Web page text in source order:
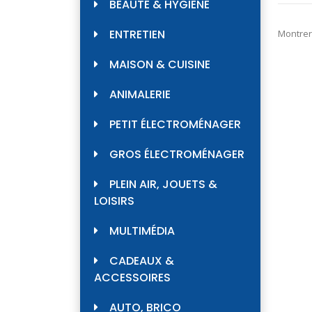
BEAUTÉ & HYGIÈNE
ENTRETIEN
MAISON & CUISINE
ANIMALERIE
PETIT ÉLECTROMÉNAGER
GROS ÉLECTROMÉNAGER
PLEIN AIR, JOUETS &
LOISIRS
MULTIMÉDIA
CADEAUX &
ACCESSOIRES
AUTO, BRICO